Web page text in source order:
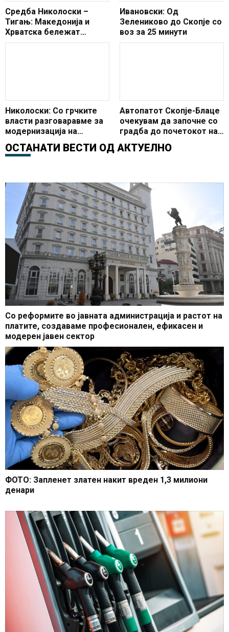
Средба Николоски –
Тигањ: Македонија и
Хрватска бележат
одлични билатерални и
Ивановски: Од
Зелениково до Скопје со
воз за 25 минути
Николоски: Со грчките
власти разговаравме за
модернизација на
патиштата и подобро со
поврзување со
Автопатот Скопје-Блаце
очекувам да започне со
градба до почетокот на
следната година, најави
вицепремиерот
ОСТАНАТИ ВЕСТИ ОД АКТУЕЛНО
Со реформите во јавната администрација и растот на
платите, создаваме професионален, ефикасен и
модерен јавен сектор
ФОТО: Запленет златен накит вреден 1,3 милиони
денари